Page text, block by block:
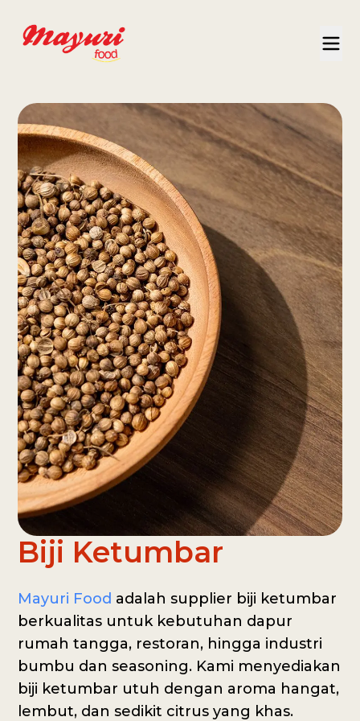
Biji Ketumbar
Mayuri Food adalah supplier biji ketumbar
berkualitas untuk kebutuhan dapur
rumah tangga, restoran, hingga industri
bumbu dan seasoning. Kami menyediakan
biji ketumbar utuh dengan aroma hangat,
lembut, dan sedikit citrus yang khas.